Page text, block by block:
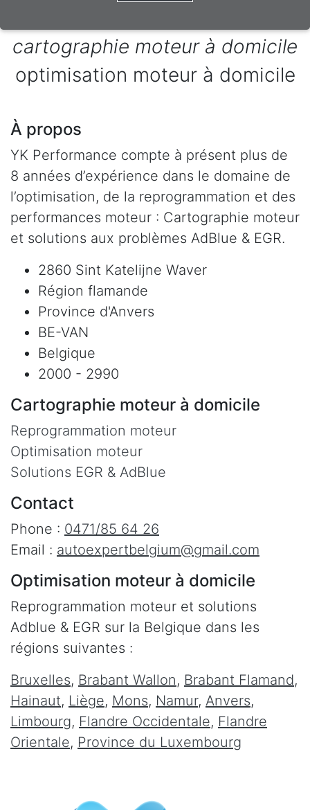
cartographie moteur à domicile
optimisation moteur à domicile
À propos
YK Performance compte à présent plus de
8 années d’expérience dans le domaine de
l’optimisation, de la reprogrammation et des
performances moteur : Cartographie moteur
et solutions aux problèmes AdBlue & EGR.
2860 Sint Katelijne Waver
Région flamande
Province d'Anvers
BE-VAN
Belgique
2000 - 2990
Cartographie moteur à domicile
Reprogrammation moteur
Optimisation moteur
Solutions EGR & AdBlue
Contact
Phone : 0471/85 64 26
Email : autoexpertbelgium@gmail.com
Optimisation moteur à domicile
Reprogrammation moteur et solutions
Adblue & EGR sur la Belgique dans les
régions suivantes :
Bruxelles, Brabant Wallon, Brabant Flamand,
Hainaut, Liège, Mons, Namur, Anvers,
Limbourg, Flandre Occidentale, Flandre
Orientale, Province du Luxembourg